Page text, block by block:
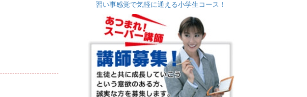
習い事感覚で気軽に通える小学生コース！